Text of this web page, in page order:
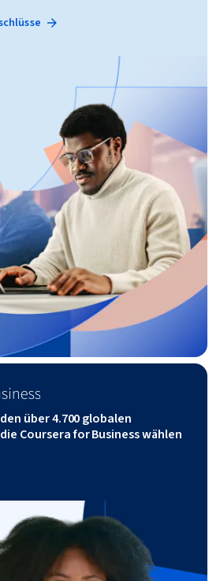
über 4.700 globalen
Coursera for Business wählen